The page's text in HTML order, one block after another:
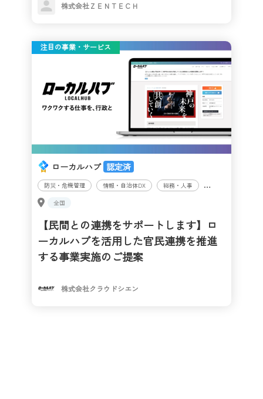
株式会社ＺＥＮＴＥＣＨ
注目の事業・サービス
ローカルハブ 認定済
防災・危機管理 情報・自治体DX 総務・人事
全国
【民間との連携をサポートします】ロ
ーカルハブを活用した官民連携を推進
する事業実施のご提案
株式会社クラウドシエン